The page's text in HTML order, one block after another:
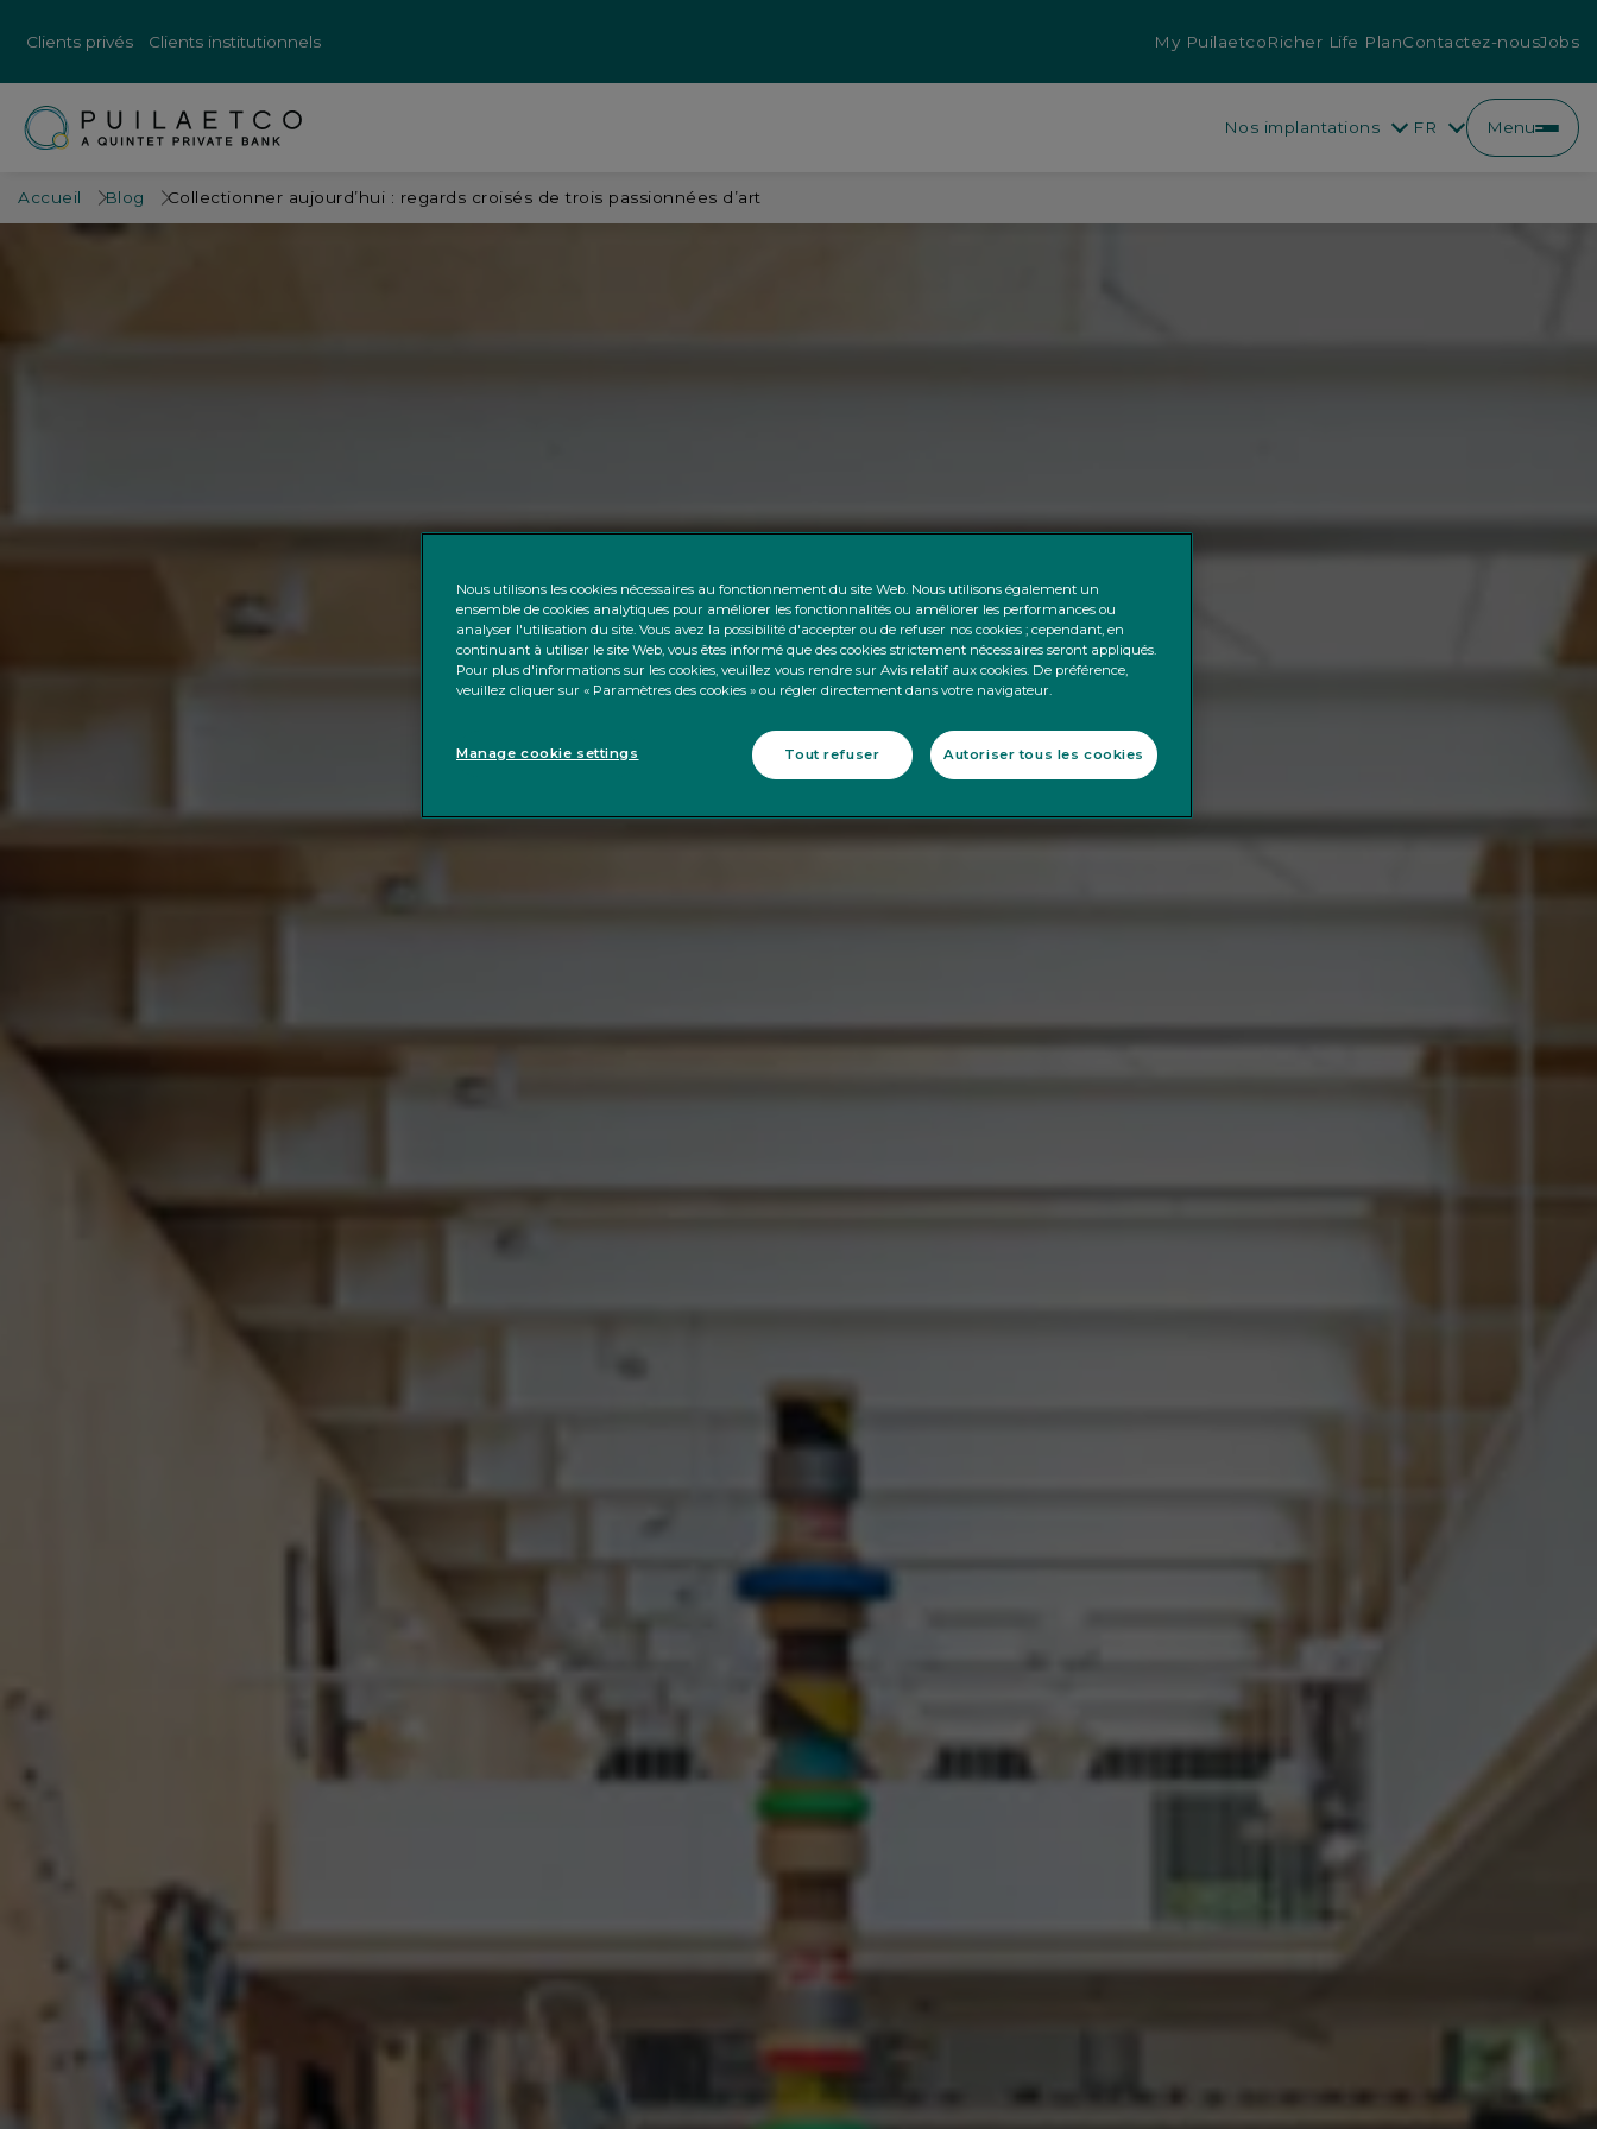
Clients privés Clients institutionnels My PuilaetcoRicher Life PlanContactez-nousJobs
Nos implantations FR Menu
Accueil Blog Collectionner aujourd’hui : regards croisés de trois passionnées d’art
Nous utilisons les cookies nécessaires au fonctionnement du site Web. Nous utilisons également un
ensemble de cookies analytiques pour améliorer les fonctionnalités ou améliorer les performances ou
analyser l'utilisation du site. Vous avez la possibilité d'accepter ou de refuser nos cookies ; cependant, en
continuant à utiliser le site Web, vous êtes informé que des cookies strictement nécessaires seront appliqués.
Pour plus d'informations sur les cookies, veuillez vous rendre sur Avis relatif aux cookies. De préférence,
veuillez cliquer sur « Paramètres des cookies » ou régler directement dans votre navigateur.
Manage cookie settings Tout refuser Autoriser tous les cookies